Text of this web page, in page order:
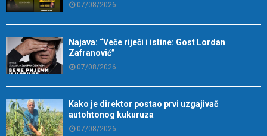
07/08/2026
Najava: “Veče riječi i istine: Gost Lordan
Zafranović”
07/08/2026
Kako je direktor postao prvi uzgajivač
autohtonog kukuruza
07/08/2026